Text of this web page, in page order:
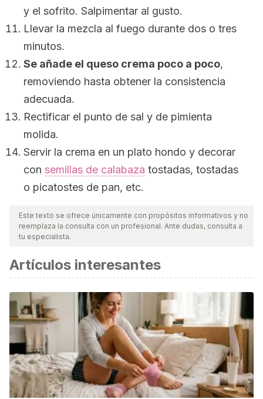
y el sofrito. Salpimentar al gusto.
Llevar la mezcla al fuego durante dos o tres
minutos.
Se añade el queso crema poco a poco,
removiendo hasta obtener la consistencia
adecuada.
Rectificar el punto de sal y de pimienta
molida.
Servir la crema en un plato hondo y decorar
con semillas de calabaza tostadas, tostadas
o picatostes de pan, etc.
Este texto se ofrece únicamente con propósitos informativos y no
reemplaza la consulta con un profesional. Ante dudas, consulta a
tu especialista.
Artículos interesantes